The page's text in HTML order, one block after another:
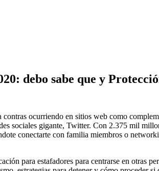
debo sabe que y
contras ocurriendo en sitios web como
sociales gigante, Twitter. Con 2.375 mil
conectarte con familia miembros o
para estafadores para centrarse en otras